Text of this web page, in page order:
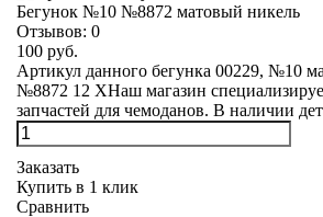
Бегунок №10 №8872 матовый никель
Отзывов: 0
100 руб.
Артикул данного бегунка 00229, №10
№8872 12 XНаш магазин
запчастей для чемоданов. В наличии
Заказать
Купить в 1 клик
Сравнить